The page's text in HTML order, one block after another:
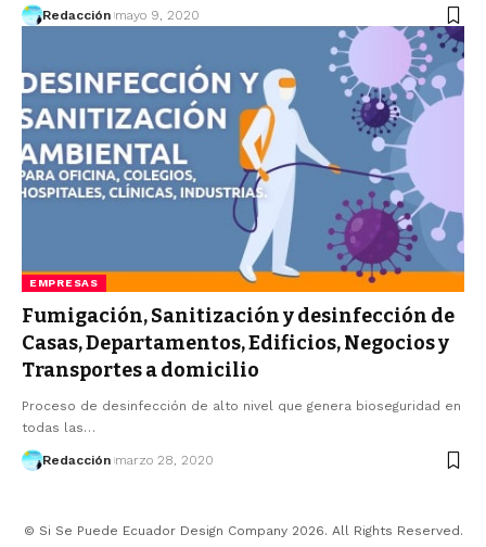
Redacción mayo 9, 2020
EMPRESAS
Fumigación, Sanitización y desinfección de
Casas, Departamentos, Edificios, Negocios y
Transportes a domicilio
Proceso de desinfección de alto nivel que genera bioseguridad en
todas las…
Redacción marzo 28, 2020
© Si Se Puede Ecuador Design Company 2026. All Rights Reserved.